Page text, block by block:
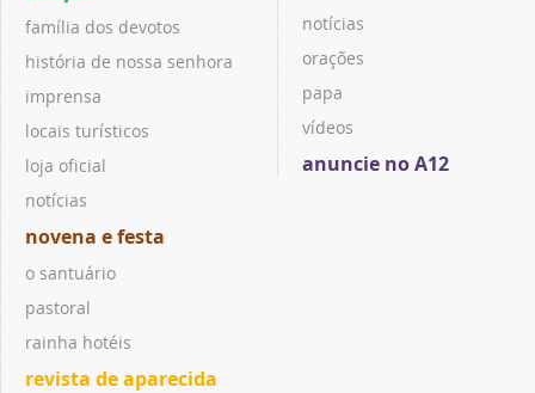
família dos devotos
história de nossa senhora
imprensa
locais turísticos
loja oficial
notícias
novena e festa
o santuário
pastoral
rainha hotéis
revista de aparecida
notícias
orações
papa
vídeos
anuncie no A12